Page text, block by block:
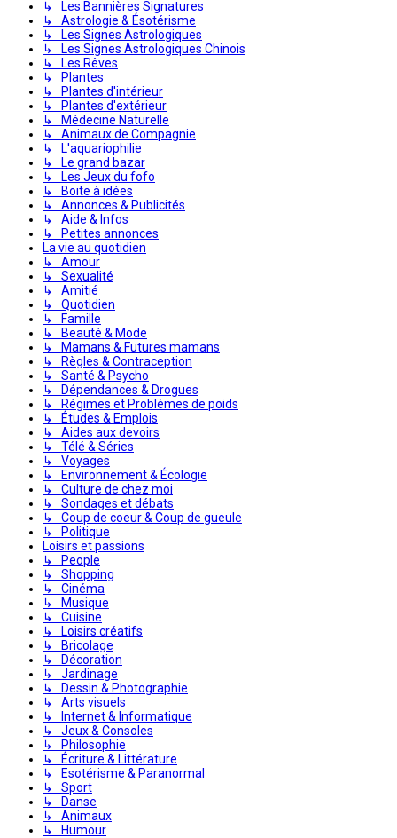
↳ Les Bannières Signatures
↳ Astrologie & Ésotérisme
↳ Les Signes Astrologiques
↳ Les Signes Astrologiques Chinois
↳ Les Rêves
↳ Plantes
↳ Plantes d'intérieur
↳ Plantes d'extérieur
↳ Médecine Naturelle
↳ Animaux de Compagnie
↳ L'aquariophilie
↳ Le grand bazar
↳ Les Jeux du fofo
↳ Boite à idées
↳ Annonces & Publicités
↳ Aide & Infos
↳ Petites annonces
La vie au quotidien
↳ Amour
↳ Sexualité
↳ Amitié
↳ Quotidien
↳ Famille
↳ Beauté & Mode
↳ Mamans & Futures mamans
↳ Règles & Contraception
↳ Santé & Psycho
↳ Dépendances & Drogues
↳ Régimes et Problèmes de poids
↳ Études & Emplois
↳ Aides aux devoirs
↳ Télé & Séries
↳ Voyages
↳ Environnement & Écologie
↳ Culture de chez moi
↳ Sondages et débats
↳ Coup de coeur & Coup de gueule
↳ Politique
Loisirs et passions
↳ People
↳ Shopping
↳ Cinéma
↳ Musique
↳ Cuisine
↳ Loisirs créatifs
↳ Bricolage
↳ Décoration
↳ Jardinage
↳ Dessin & Photographie
↳ Arts visuels
↳ Internet & Informatique
↳ Jeux & Consoles
↳ Philosophie
↳ Écriture & Littérature
↳ Esotérisme & Paranormal
↳ Sport
↳ Danse
↳ Animaux
↳ Humour